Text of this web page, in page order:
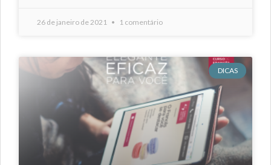
26 de janeiro de 2021 1 comentário
DICAS